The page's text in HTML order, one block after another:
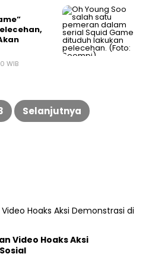
WIB
Selanjutnya
Video Hoaks Aksi